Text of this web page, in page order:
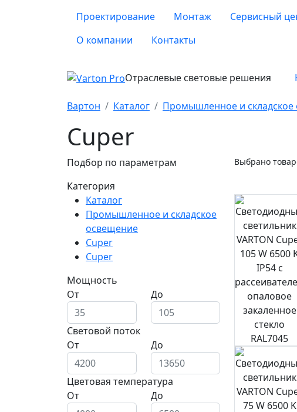
Проектирование Монтаж Сервисный
О компании
Контакты
Отраслевые световые решения
Вартон Каталог Промышленное и
Cuper
Подбор по параметрам
Категория
Каталог
Промышленное и складское
освещение
Cuper
Cuper
Мощность
От
До
Световой поток
От
До
Цветовая температура
От
До
Выбрано